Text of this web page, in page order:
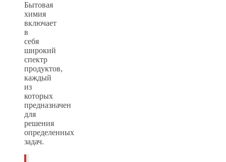
Бытовая
химия
включает
в
себя
широкий
спектр
продуктов,
каждый
из
которых
предназначен
для
решения
определенных
задач.